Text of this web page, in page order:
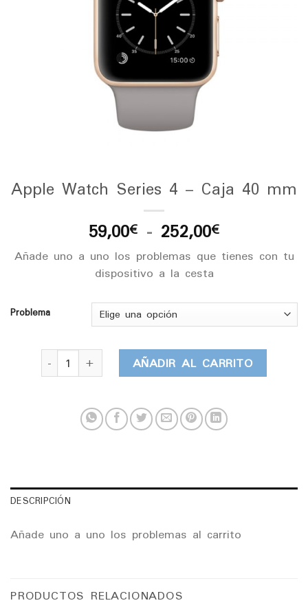
Apple Watch Series 4 – Caja 40 mm
59,00€ - 252,00€Rango
de
precios:
59,00€
hasta
252,00€
Añade uno a uno los problemas que tienes con tu
dispositivo a la cesta
Problema
Apple Watch Series 4 - Caja 40 mm cantidad
AÑADIR AL CARRITO
DESCRIPCIÓN
Añade uno a uno los problemas al carrito
PRODUCTOS RELACIONADOS